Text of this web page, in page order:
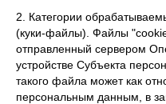
2. Категории
(куки-файлы). Файлы
отправленный сервером
устройстве Субъекта
такого файла может как
персональным данным, в